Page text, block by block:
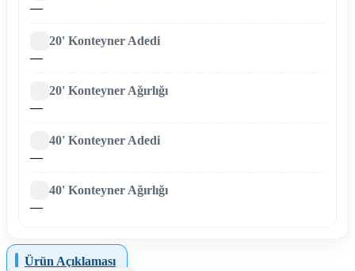
—
20' Konteyner Adedi
—
20' Konteyner Ağırlığı
—
40' Konteyner Adedi
—
40' Konteyner Ağırlığı
—
Ürün Açıklaması